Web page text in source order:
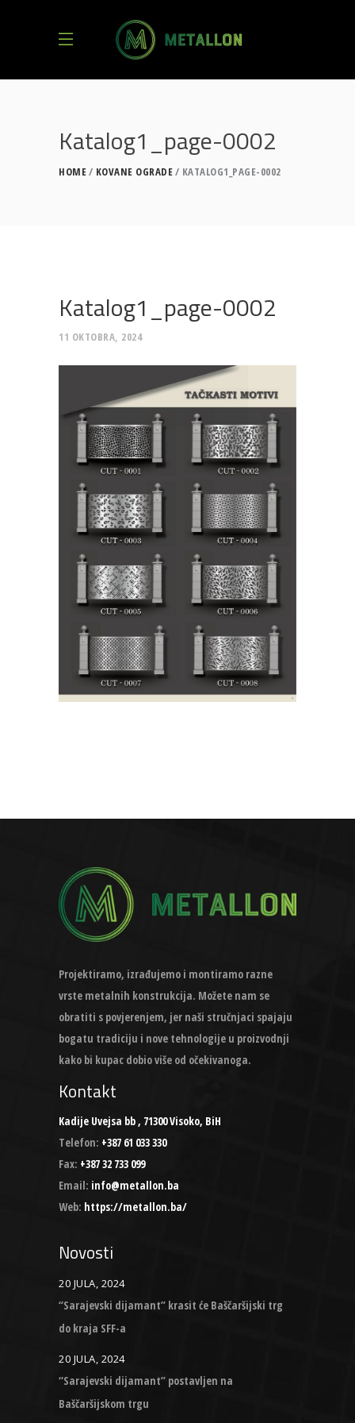
Katalog1_page-0002
HOME KOVANE OGRADE KATALOG1_PAGE-0002
Katalog1_page-0002
11 OKTOBRA, 2024
Projektiramo, izrađujemo i montiramo razne
vrste metalnih konstrukcija. Možete nam se
obratiti s povjerenjem, jer naši stručnjaci spajaju
bogatu tradiciju i nove tehnologije u proizvodnji
kako bi kupac dobio više od očekivanoga.
Kontakt
Kadije Uvejsa bb , 71300 Visoko, BiH
Telefon: +387 61 033 330
Fax: +387 32 733 099
Email: info@metallon.ba
Web: https://metallon.ba/
Novosti
20 JULA, 2024
“Sarajevski dijamant” krasit će Baščaršijski trg
do kraja SFF-a
20 JULA, 2024
“Sarajevski dijamant” postavljen na
Baščaršijskom trgu